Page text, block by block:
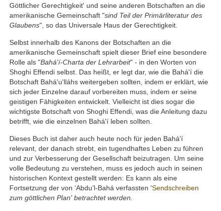
Göttlicher Gerechtigkeit' und seine anderen Botschaften an die
amerikanische Gemeinschaft "sind Teil der Primärliteratur des
Glaubens", so das Universale Haus der Gerechtigkeit.
Selbst innerhalb des Kanons der Botschaften an die
amerikanische Gemeinschaft spielt dieser Brief eine besondere
Rolle als "Bahá'í-Charta der Lehrarbeit" - in den Worten von
Shoghi Effendi selbst. Das heißt, er legt dar, wie die Bahá'í die
Botschaft Bahá'u'lláhs weitergeben sollten, indem er erklärt, wie
sich jeder Einzelne darauf vorbereiten muss, indem er seine
geistigen Fähigkeiten entwickelt. Vielleicht ist dies sogar die
wichtigste Botschaft von Shoghi Effendi, was die Anleitung dazu
betrifft, wie die einzelnen Bahá'í leben sollten.
Dieses Buch ist daher auch heute noch für jeden Bahá'í
relevant, der danach strebt, ein tugendhaftes Leben zu führen
und zur Verbesserung der Gesellschaft beizutragen. Um seine
volle Bedeutung zu verstehen, muss es jedoch auch in seinen
historischen Kontext gestellt werden: Es kann als eine
Fortsetzung der von ‘Abdu’l-Bahá verfassten 'Sendschreiben
zum göttlichen Plan' betrachtet werden.